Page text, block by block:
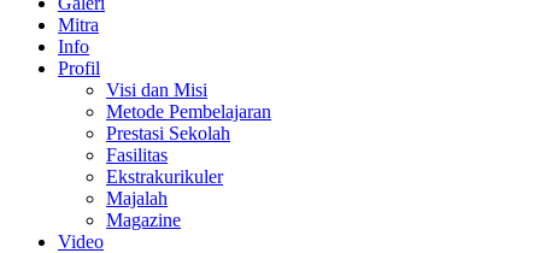
Mitra
Info
Profil
Visi dan Misi
Metode Pembelajaran
Prestasi Sekolah
Fasilitas
Ekstrakurikuler
Majalah
Magazine
Video